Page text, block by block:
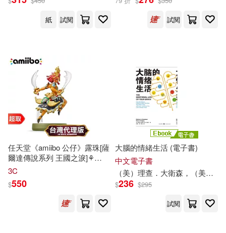
朱海峰(27) 李傑(27)
李軍(27)
蔡元培(27)
財政部中國財經出版傳媒集團(27)
醫師資格考試指導用書專家編寫組
編寫(27)
（加）歐內斯特·湯普森·西頓(27)
吉林大學出版社(307)
合肥工業大學出版社(303)
廣東人民出版社(301)
上海社會科學院出版社(299)
最高人民法院出版社(296)
紙
試閱
試閱
任天堂《amiibo 公仔》露珠[薩
爾達傳說系列 王國之淚]⚘
Nintendo Switch ⚘ 台灣代理版
3C
$550
大腦的情緒生活 (電子書)
中文電子書
（美） 理查 ．大衛森，（美）雪倫．貝格利
$236 $295
試閱